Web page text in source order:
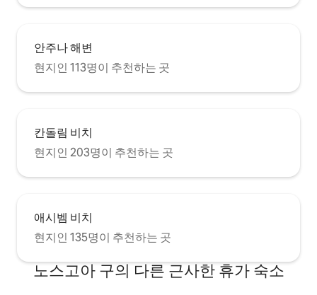
안주나 해변
현지인 113명이 추천하는 곳
칸돌림 비치
현지인 203명이 추천하는 곳
애시벰 비치
현지인 135명이 추천하는 곳
노스고아 구의 다른 근사한 휴가 숙소